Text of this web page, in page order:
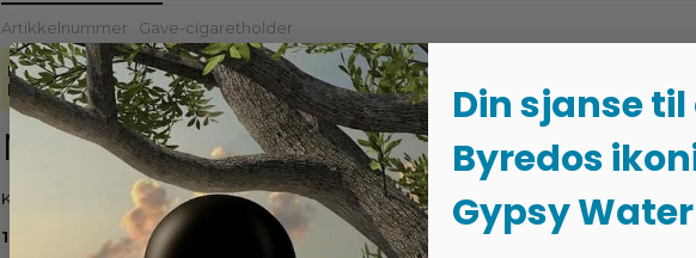
Artikkelnummer. Gave-cigaretholder
Produktbeskrivelsene er oversatt fra dansk til norsk - Vi jobber med å oversette
kontaktes på info@coolpriser.no
MAKS 1 stk pr rekkefølge.
Kjøp minst 1 NOK for å motta denne gaven.
1 STK. VARE UANSET HVOR MYE SOM BESTILLES I SAMME ORDRE
Din sjanse til
Byredos
Gypsy Water